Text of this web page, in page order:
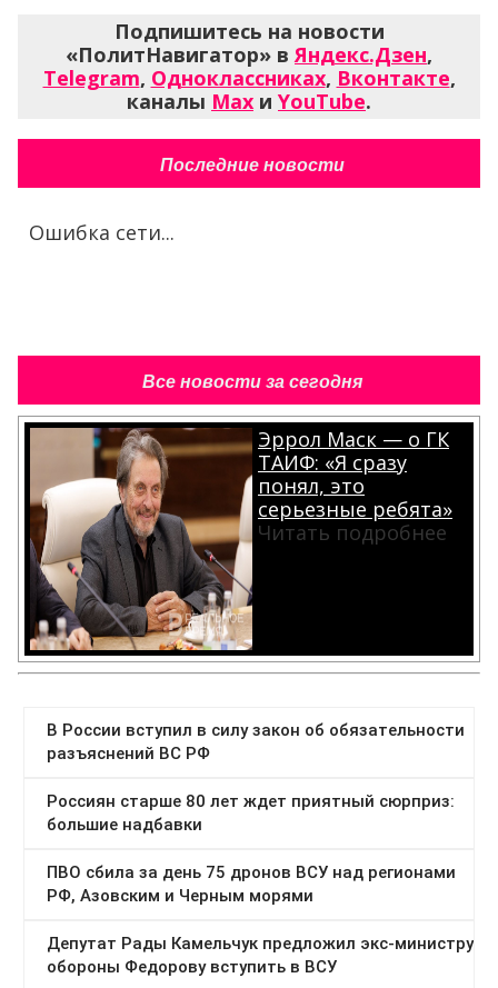
Подпишитесь на новости
«ПолитНавигатор» вЯндекс.Дзен,
Telegram, Одноклассниках, Вконтакте,
каналы Max и YouTube.
Последние новости
Ошибка сети...
Все новости за сегодня
Эррол Маск — о ГК
ТАИФ: «Я сразу
понял, это
серьезные ребята»
Читать подробнее